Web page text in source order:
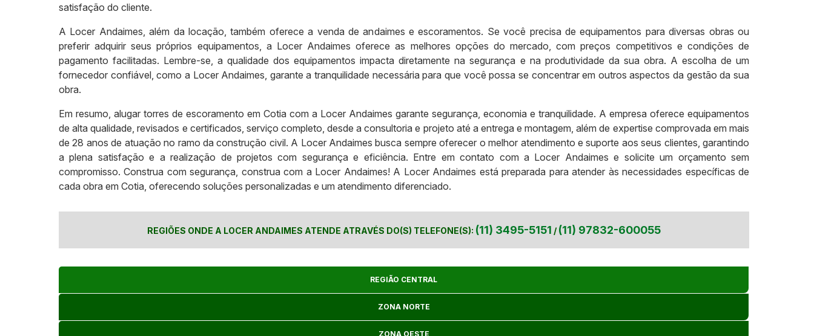
satisfação do cliente.
A Locer Andaimes, além da locação, também oferece a venda de andaimes e escoramentos. Se você precisa de equipamentos para diversas obras ou
preferir adquirir seus próprios equipamentos, a Locer Andaimes oferece as melhores opções do mercado, com preços competitivos e condições de
pagamento facilitadas. Lembre-se, a qualidade dos equipamentos impacta diretamente na segurança e na produtividade da sua obra. A escolha de um
fornecedor confiável, como a Locer Andaimes, garante a tranquilidade necessária para que você possa se concentrar em outros aspectos da gestão da sua
obra.
Em resumo, alugar torres de escoramento em Cotia com a Locer Andaimes garante segurança, economia e tranquilidade. A empresa oferece equipamentos
de alta qualidade, revisados e certificados, serviço completo, desde a consultoria e projeto até a entrega e montagem, além de expertise comprovada em mais
de 28 anos de atuação no ramo da construção civil. A Locer Andaimes busca sempre oferecer o melhor atendimento e suporte aos seus clientes, garantindo
a plena satisfação e a realização de projetos com segurança e eficiência. Entre em contato com a Locer Andaimes e solicite um orçamento sem
compromisso. Construa com segurança, construa com a Locer Andaimes! A Locer Andaimes está preparada para atender às necessidades específicas de
cada obra em Cotia, oferecendo soluções personalizadas e um atendimento diferenciado.
REGIÕES ONDE A LOCER ANDAIMES ATENDE ATRAVÉS DO(S) TELEFONE(S): (11) 3495-5151 / (11) 97832-600055
REGIÃO CENTRAL
ZONA NORTE
ZONA OESTE